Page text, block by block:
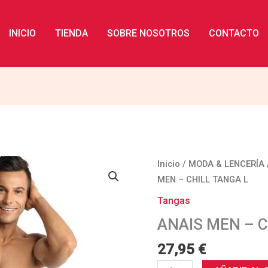
INICIO TIENDA SOBRE NOSOTROS CONTACTO
Inicio / MODA & LENCERÍA
MEN – CHILL TANGA L
Tangas
ANAIS MEN –
27,95 €
ANAIS
MEN
-
TANGA
L
cantidad